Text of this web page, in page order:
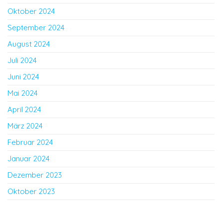
Oktober 2024
September 2024
August 2024
Juli 2024
Juni 2024
Mai 2024
April 2024
März 2024
Februar 2024
Januar 2024
Dezember 2023
Oktober 2023